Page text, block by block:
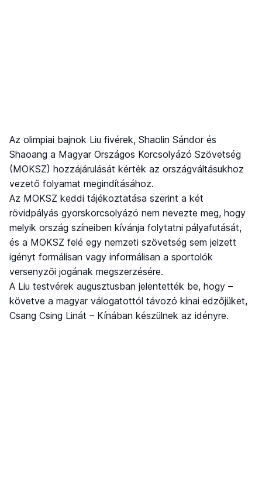
Az olimpiai bajnok Liu fivérek, Shaolin Sándor és
Shaoang a Magyar Országos Korcsolyázó Szövetség
(MOKSZ) hozzájárulását kérték az országváltásukhoz
vezető folyamat megindításához.
Az MOKSZ keddi tájékoztatása szerint a két
rövidpályás gyorskorcsolyázó nem nevezte meg, hogy
melyik ország színeiben kívánja folytatni pályafutását,
és a MOKSZ felé egy nemzeti szövetség sem jelzett
igényt formálisan vagy informálisan a sportolók
versenyzői jogának megszerzésére.
A Liu testvérek augusztusban jelentették be, hogy –
követve a magyar válogatottól távozó kínai edzőjüket,
Csang Csing Linát – Kínában készülnek az idényre.